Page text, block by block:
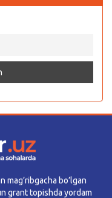
mag’ribgacha bo’lgan
grant topishda yordam